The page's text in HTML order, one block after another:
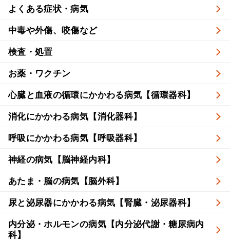
よくある症状・病気
中毒や外傷、咬傷など
検査・処置
お薬・ワクチン
心臓と血液の循環にかかわる病気【循環器科】
消化にかかわる病気【消化器科】
呼吸にかかわる病気【呼吸器科】
神経の病気【脳神経内科】
あたま・脳の病気【脳外科】
尿と泌尿器にかかわる病気【腎臓・泌尿器科】
内分泌・ホルモンの病気【内分泌代謝・糖尿病内
科】